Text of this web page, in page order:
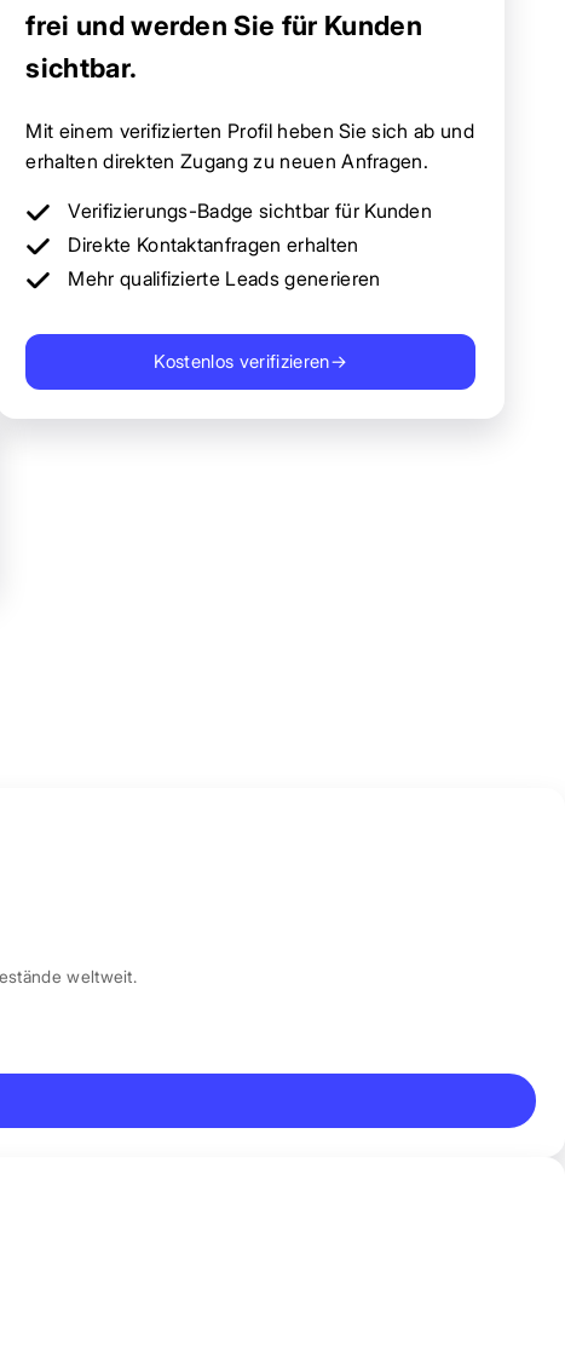
frei und werden Sie für Kunden
sichtbar.
Mit einem verifizierten Profil heben Sie sich ab und
erhalten direkten Zugang zu neuen Anfragen.
Verifizierungs-Badge sichtbar für Kunden
Direkte Kontaktanfragen erhalten
Mehr qualifizierte Leads generieren
Kostenlos verifizieren→
weltweit.